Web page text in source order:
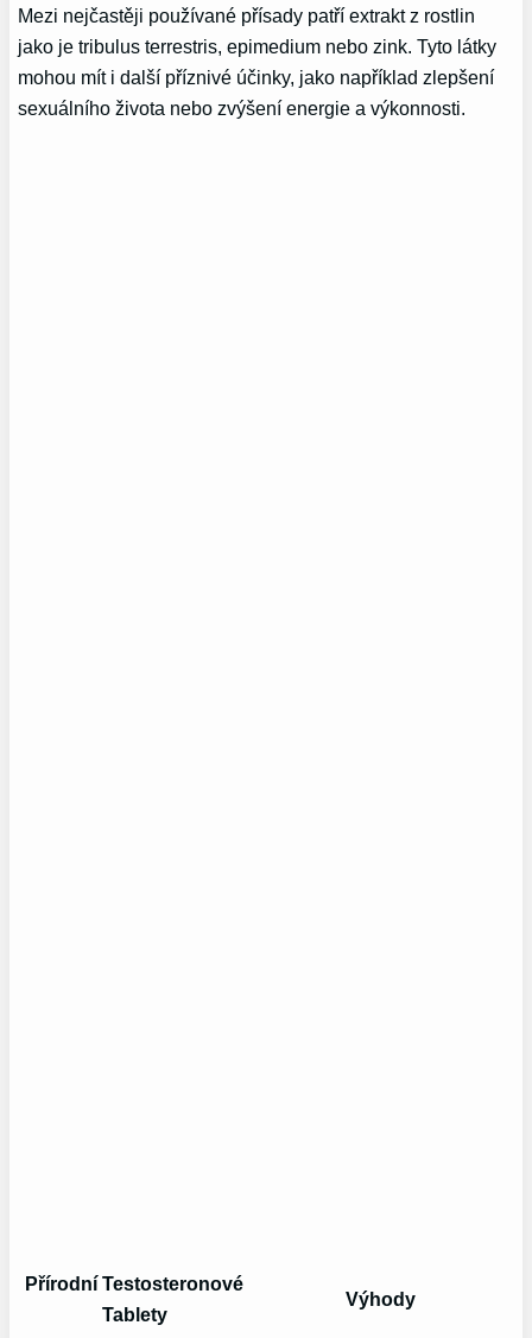
Mezi nejčastěji používané přísady patří extrakt z rostlin
jako je tribulus terrestris, epimedium nebo zink. Tyto látky
mohou mít i další příznivé účinky, jako například zlepšení
sexuálního života nebo zvýšení energie a výkonnosti.
Přírodní Testosteronové
Tablety
Výhody